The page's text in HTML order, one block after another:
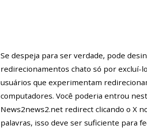
Se despeja para ser verdade, pode
redirecionamentos chato só por excluí-
usuários que experimentam
computadores. Você poderia entrou
News2news2.net redirect clicando o X
palavras, isso deve ser suficiente para